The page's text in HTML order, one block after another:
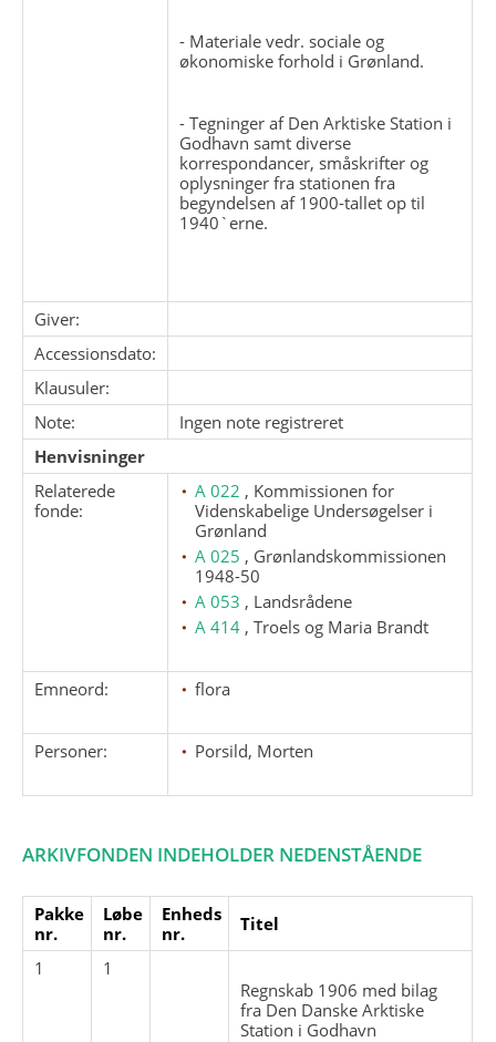
- Materiale vedr. sociale og
økonomiske forhold i Grønland.
- Tegninger af Den Arktiske Station i
Godhavn samt diverse
korrespondancer, småskrifter og
oplysninger fra stationen fra
begyndelsen af 1900-tallet op til
1940`erne.
Giver:
Accessionsdato:
Klausuler:
Note:
Ingen note registreret
Henvisninger
Relaterede
fonde:
A 022 , Kommissionen for
Videnskabelige Undersøgelser i
Grønland
A 025 , Grønlandskommissionen
1948-50
A 053 , Landsrådene
A 414 , Troels og Maria Brandt
Emneord: flora
Personer: Porsild, Morten
ARKIVFONDEN INDEHOLDER NEDENSTÅENDE
Pakke
nr.
Løbe
nr.
Enheds
nr.
Titel
1
1
Regnskab 1906 med bilag
fra Den Danske Arktiske
Station i Godhavn